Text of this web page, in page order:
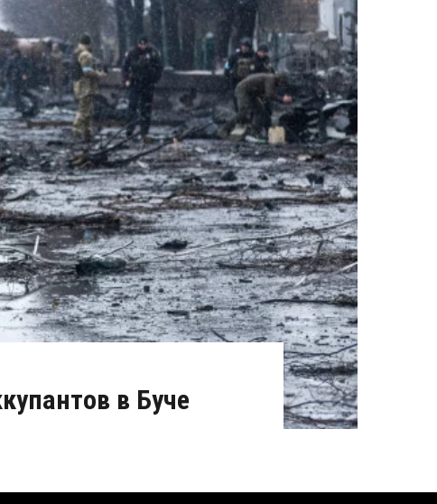
в Буче